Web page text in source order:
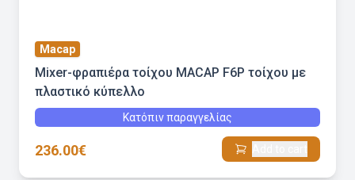
Macap
Mixer-φραπιέρα τοίχου MACAP F6P τοίχου με
πλαστικό κύπελλο
Κατόπιν παραγγελίας
236.00€